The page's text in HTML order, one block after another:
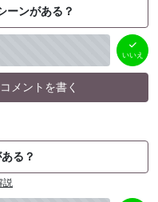
ーンがある？
いいえ
（ 0件）
いいえ
コメントを書く
る？
説